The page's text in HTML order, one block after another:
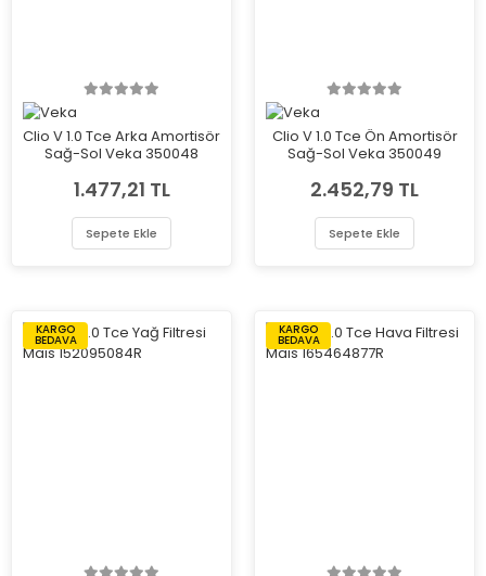
Clio V 1.0 Tce Arka Amortisör
Sağ-Sol Veka 350048
1.477,21 TL
Sepete Ekle
Clio V 1.0 Tce Ön Amortisör
Sağ-Sol Veka 350049
2.452,79 TL
Sepete Ekle
KARGO
BEDAVA
KARGO
BEDAVA